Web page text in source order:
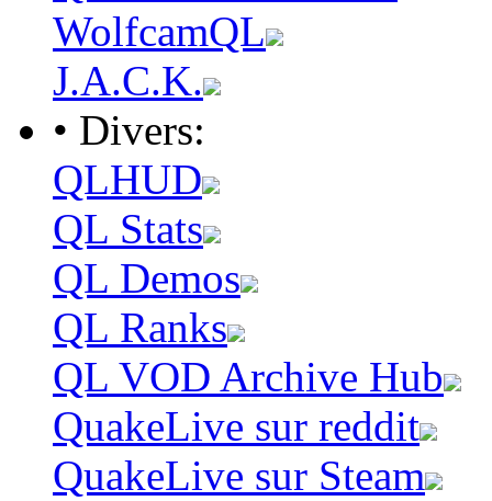
WolfcamQL
J.A.C.K.
• Divers:
QLHUD
QL Stats
QL Demos
QL Ranks
QL VOD Archive Hub
QuakeLive sur reddit
QuakeLive sur Steam